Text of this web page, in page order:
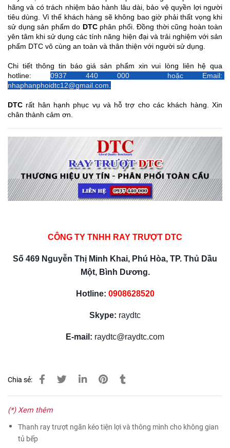
hãng và có trách nhiệm bảo hành lâu dài, bảo vệ quyền lợi người
tiêu dùng. Vì thế khách hàng sẽ không bao giờ phải thất vọng khi
sử dụng sản phẩm do DTC phân phối. Đồng thời cũng hoàn toàn
yên tâm khi sử dụng các tính năng hiện đại và trải nghiệm với sản
phẩm DTC vô cùng an toàn và thân thiện với người sử dụng.
Chi tiết thông tin báo giá sản phẩm xin vui lòng liên hệ qua
hotline: 0937 440 000  hoặc Email:
nhaphanphoidtc12@gmail.com.
DTC rất hân hạnh phục vụ và hỗ trợ cho các khách hàng. Xin
chân thành cảm ơn.
CÔNG TY TNHH RAY TRƯỢT DTC
Số 469 Nguyễn Thị Minh Khai, Phú Hòa, TP. Thủ Dầu
Một, Bình Dương.
Hotline: 0908628520
Skype: raydtc
E-mail: raydtc@raydtc.com
Chia sẻ:
(*) Xem thêm
Thanh ray trượt ngăn kéo tiện lợi và thông mình cho không gian
tủ bếp